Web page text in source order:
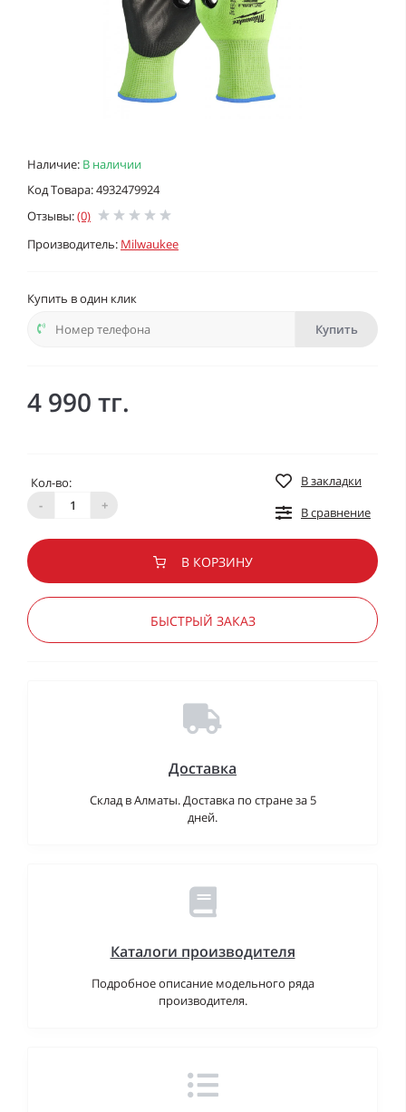
Наличие: В наличии
Код Товара: 4932479924
Отзывы:(0)
Производитель: Milwaukee
Купить в один клик
Купить
4 990 тг.
Кол-во:
-
+
В закладки
В сравнение
В КОРЗИНУ
БЫСТРЫЙ ЗАКАЗ
Доставка
Склад в Алматы. Доставка по стране за 5
дней.
Каталоги производителя
Подробное описание модельного ряда
производителя.